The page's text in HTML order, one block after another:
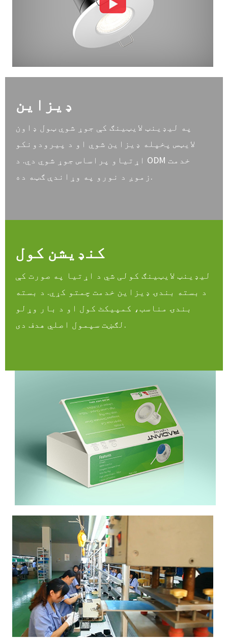
ډیزاین
په لیډینټ لایټینګ کې جوړ شوي ټول ډاون
لایټس پخپله ډیزاین شوي او د پیرودونکو
اړتیاو پراساس جوړ شوي دي. د ODM خدمت
زموږ د نورو په وړاندې ګټه ده.
کنډیشن کول
لیډینټ لایټینګ کولی شي د اړتیا په صورت کې
د بسته بندۍ ډیزاین خدمت چمتو کړي. د بسته
بندۍ مناسب، کمپیکٹ کول او د بار وړلو
لګښت سپمول اصلي هدف دی.